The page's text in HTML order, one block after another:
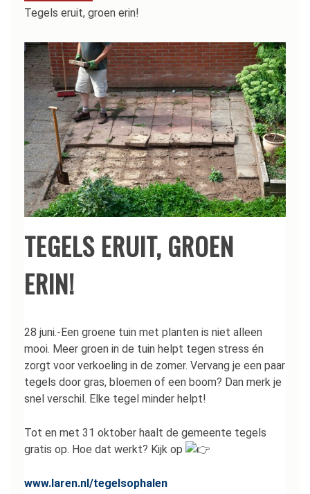
Tegels eruit, groen erin!
TEGELS ERUIT, GROEN
ERIN!
28 juni.-Een groene tuin met planten is niet alleen
mooi. Meer groen in de tuin helpt tegen stress én
zorgt voor verkoeling in de zomer. Vervang je een paar
tegels door gras, bloemen of een boom? Dan merk je
snel verschil. Elke tegel minder helpt!
Tot en met 31 oktober haalt de gemeente tegels
gratis op. Hoe dat werkt? Kijk op
www.laren.nl/tegelsophalen